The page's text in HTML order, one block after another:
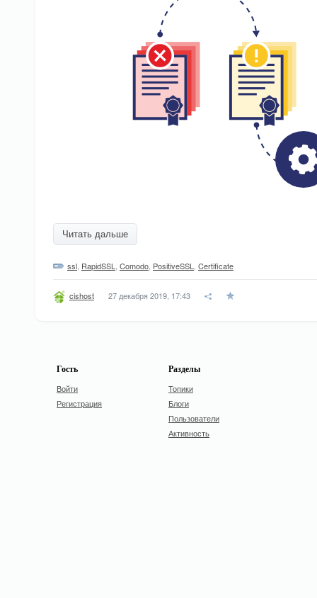
Читать дальше
ssl RapidSSL Comodo PositiveSSL Certificate
cishost 27 декабря 2019, 17:43
Гость
Войти
Регистрация
Разделы
Топики
Блоги
Пользователи
Активность